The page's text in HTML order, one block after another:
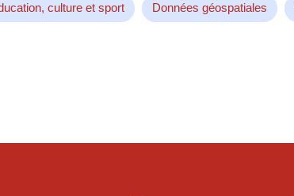
culture et sport Données géospatiales